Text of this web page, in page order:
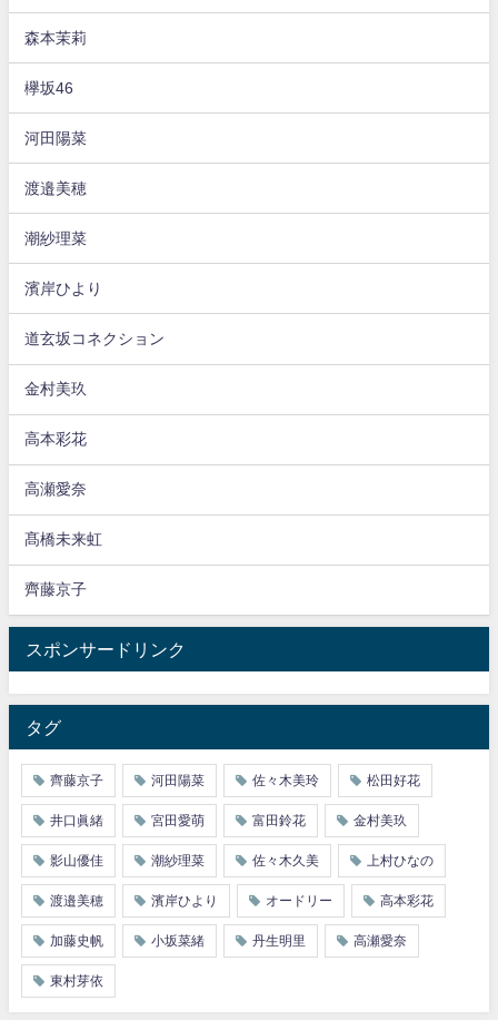
森本茉莉
欅坂46
河田陽菜
渡邉美穂
潮紗理菜
濱岸ひより
道玄坂コネクション
金村美玖
高本彩花
高瀬愛奈
髙橋未来虹
齊藤京子
スポンサードリンク
タグ
齊藤京子 河田陽菜 佐々木美玲 松田好花
井口眞緒 宮田愛萌 富田鈴花 金村美玖
影山優佳 潮紗理菜 佐々木久美 上村ひなの
渡邉美穂 濱岸ひより オードリー 高本彩花
加藤史帆 小坂菜緒 丹生明里 高瀬愛奈
東村芽依